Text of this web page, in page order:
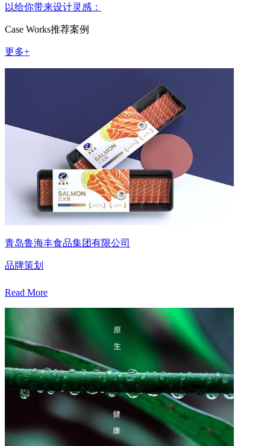
以给你带来设计灵感：
Case Works推荐案例
更多+
青岛鲁海丰食品集团有限公司
品牌策划
Read More